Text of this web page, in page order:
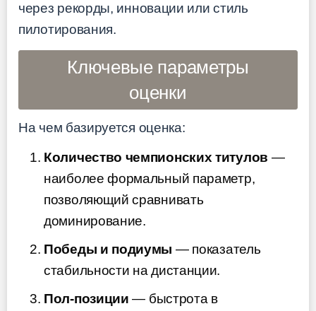
через рекорды, инновации или стиль
пилотирования.
Ключевые параметры
оценки
На чем базируется оценка:
Количество чемпионских титулов —
наиболее формальный параметр,
позволяющий сравнивать
доминирование.
Победы и подиумы — показатель
стабильности на дистанции.
Пол-позиции — быстрота в